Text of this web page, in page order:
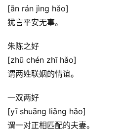
[ān rán jìng hǎo]
犹言平安无事。
朱陈之好
[zhū chén zhī hǎo]
谓两姓联姻的情谊。
一双两好
[yī shuāng liǎng hǎo]
谓一对正相匹配的夫妻。